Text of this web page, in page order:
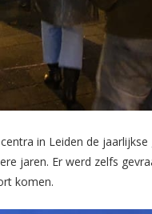
in Leiden de
jaren. Er werd zelfs
komen.